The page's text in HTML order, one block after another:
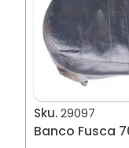
Sku.29097
Banco Fusca